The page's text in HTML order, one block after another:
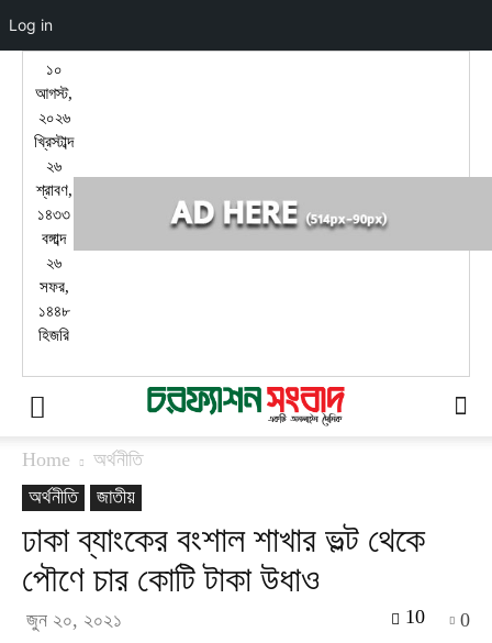
১০
আগস্ট,
২০২৬
খ্রিস্টাব্দ
২৬
শ্রাবণ,
১৪৩৩
বঙ্গাব্দ
২৬
সফর,
১৪৪৮
হিজরি
Home
অর্থনীতি
অর্থনীতি
জাতীয়
ঢাকা ব্যাংকের বংশাল শাখার ভল্ট থেকে
পৌণে চার কোটি টাকা উধাও
জুন ২০, ২০২১ 0
10
Log in